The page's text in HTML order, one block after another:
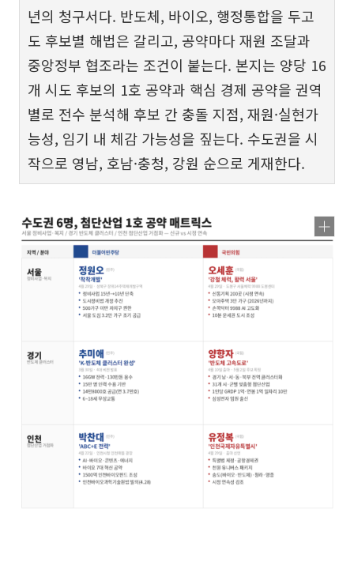
년의 청구서다. 반도체, 바이오, 행정통합을 두고
도 후보별 해법은 갈리고, 공약마다 재원 조달과
중앙정부 협조라는 조건이 붙는다. 본지는 양당 16
개 시도 후보의 1호 공약과 핵심 경제 공약을 권역
별로 전수 분석해 후보 간 충돌 지점, 재원·실현가
능성, 임기 내 체감 가능성을 짚는다. 수도권을 시
작으로 영남, 호남·충청, 강원 순으로 게재한다.